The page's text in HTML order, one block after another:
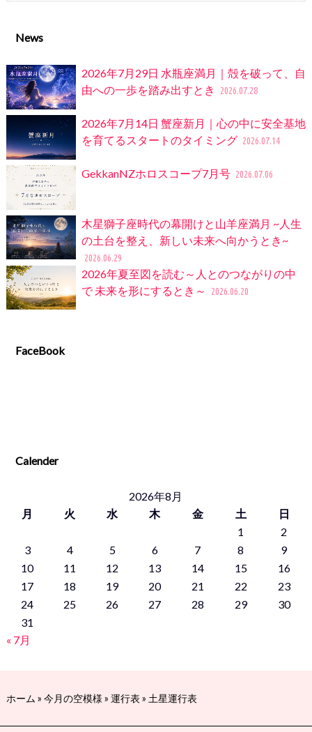
News
2026年7月29日 水瓶座満月｜殻を破って、自
由への一歩を踏み出すとき
2026.07.28
2026年7月14日 蟹座新月｜心の中に安全基地
を育てるスタートのタイミング 2026.07.14
GekkanNZホロスコープ7月号 2026.07.06
木星獅子座時代の幕開けと山羊座満月 ~人生
の土台を整え、新しい未来へ向かうとき~
2026.06.29
2026年夏至図を読む～人とのつながりの中
で 未来を形にするとき～
2026.06.20
FaceBook
Calender
2026年8月
月
火 水 木 金 土
日
1
2
3
4 5 6 7 8
9
10
11 12 13 14 15
16
17
18 19 20 21 22
23
24
25 26 27 28 29
30
31
« 7月
ホーム » 今月の空模様 » 運行表» 土星運行表